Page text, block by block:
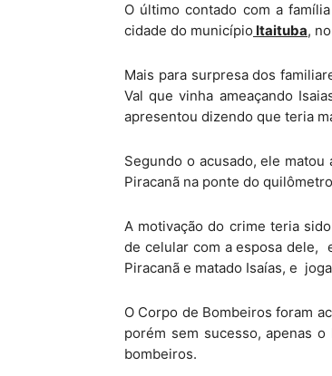
O último contado com a
cidade do município Itaituba,
Mais para surpresa dos
Val que vinha ameaçando
apresentou dizendo que teria
Segundo o acusado, ele
Piracanã na ponte do
A motivação do crime teria
de celular com a esposa dele,
Piracanã e matado Isaías, e
O Corpo de Bombeiros foram
porém sem sucesso, apenas
bombeiros.